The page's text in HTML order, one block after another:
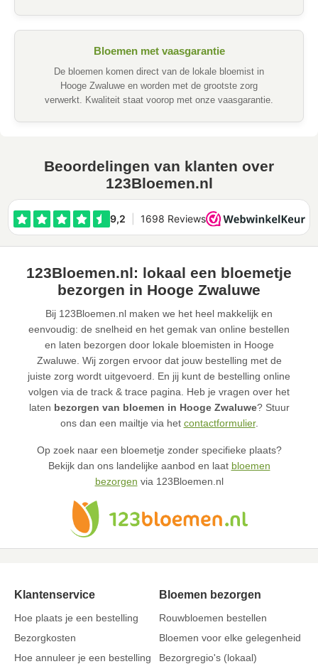
Bloemen met vaasgarantie
De bloemen komen direct van de lokale bloemist in
Hooge Zwaluwe en worden met de grootste zorg
verwerkt. Kwaliteit staat voorop met onze vaasgarantie.
Beoordelingen van klanten over
123Bloemen.nl
123Bloemen.nl: lokaal een bloemetje
bezorgen in Hooge Zwaluwe
Bij 123Bloemen.nl maken we het heel makkelijk en
eenvoudig: de snelheid en het gemak van online bestellen
en laten bezorgen door lokale bloemisten in Hooge
Zwaluwe. Wij zorgen ervoor dat jouw bestelling met de
juiste zorg wordt uitgevoerd. En jij kunt de bestelling online
volgen via de track & trace pagina. Heb je vragen over het
laten bezorgen van bloemen in Hooge Zwaluwe? Stuur
ons dan een mailtje via het contactformulier.
Op zoek naar een bloemetje zonder specifieke plaats?
Bekijk dan ons landelijke aanbod en laat bloemen
bezorgen via 123Bloemen.nl
Klantenservice
Hoe plaats je een bestelling
Bezorgkosten
Hoe annuleer je een bestelling
Bloemen bezorgen
Rouwbloemen bestellen
Bloemen voor elke gelegenheid
Bezorgregio's (lokaal)